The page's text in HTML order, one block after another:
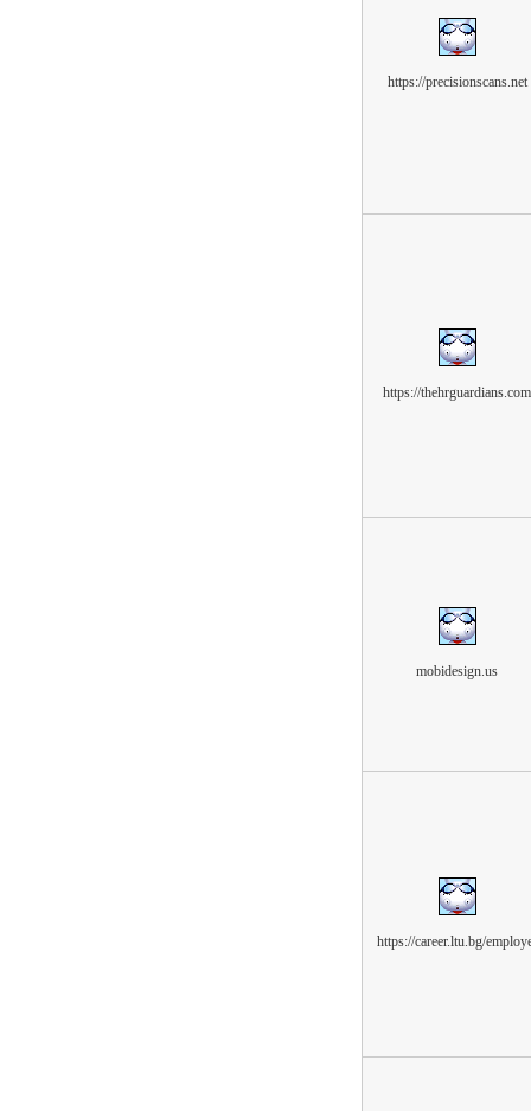
https://precisionscans.net
https://thehrguardians.com
mobidesign.us
https://career.ltu.bg/